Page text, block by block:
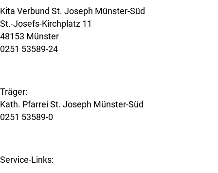
Kita Verbund St. Joseph Münster-Süd
St.-Josefs-Kirchplatz 11
48153 Münster
0251 53589-24
Träger:
Kath. Pfarrei St. Joseph Münster-Süd
0251 53589-0
Service-Links: